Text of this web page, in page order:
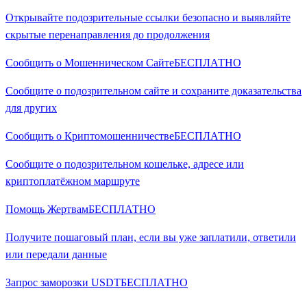
Открывайте подозрительные ссылки безопасно и выявляйте
скрытые перенаправления до продолжения
Сообщить о Мошенническом СайтеБЕСПЛАТНО
Сообщите о подозрительном сайте и сохраните доказательства
для других
Сообщить о КриптомошенничествеБЕСПЛАТНО
Сообщите о подозрительном кошельке, адресе или
криптоплатёжном маршруте
Помощь ЖертвамБЕСПЛАТНО
Получите пошаговый план, если вы уже заплатили, ответили
или передали данные
Запрос заморозки USDTБЕСПЛАТНО